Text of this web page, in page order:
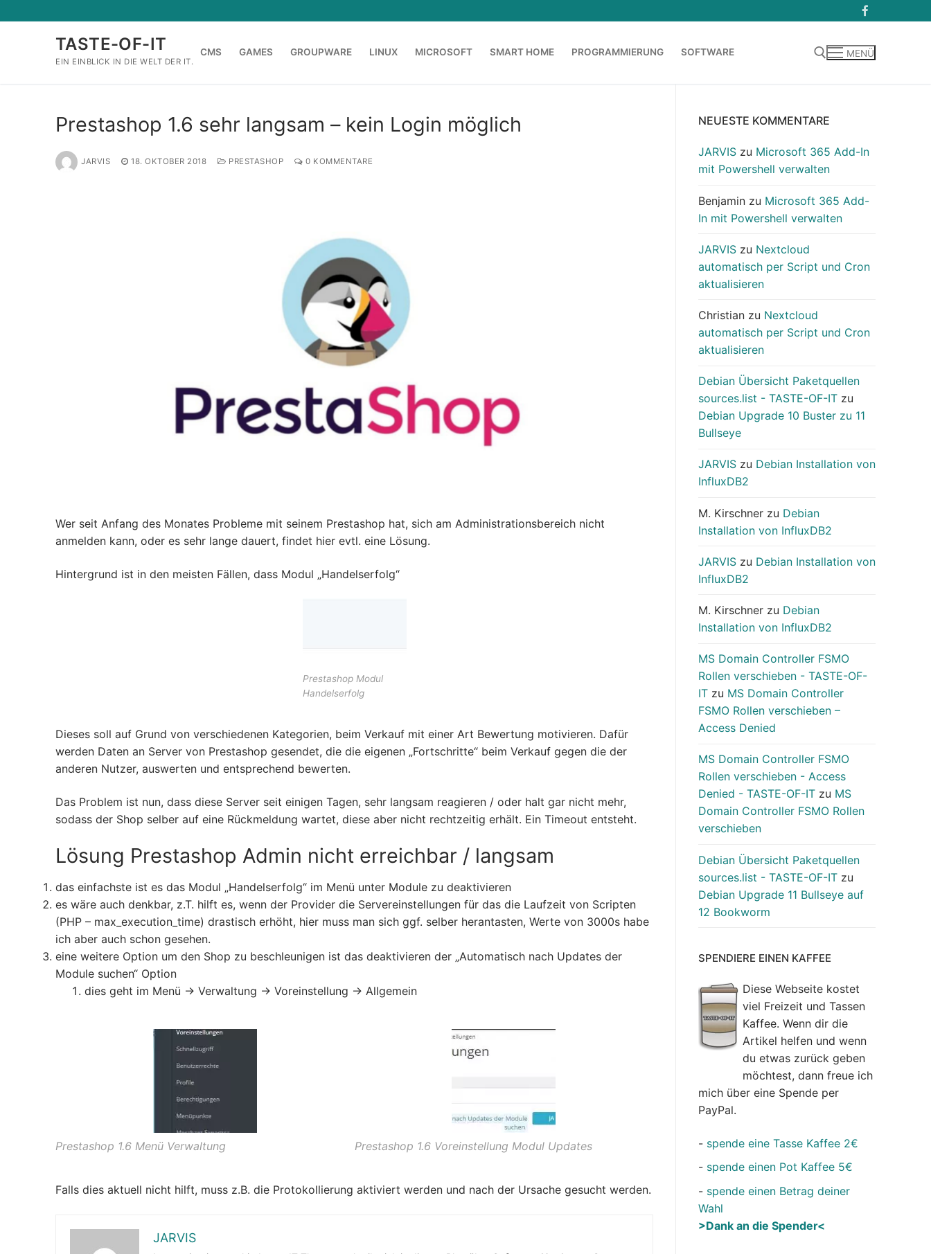
Inhalt
TASTE-OF-IT
EIN EINBLICK IN DIE WELT DER IT.
CMS GAMES GROUPWARE LINUX MICROSOFT SMART HOME PROGRAMMIERUNG SOFTWARE MENÜ
Prestashop 1.6 sehr langsam – kein Login möglich
JARVIS 18. OKTOBER 2018 PRESTASHOP 0 KOMMENTARE
Wer seit Anfang des Monates Probleme mit seinem Prestashop hat, sich am Administrationsbereich nicht
anmelden kann, oder es sehr lange dauert, findet hier evtl. eine Lösung.
Hintergrund ist in den meisten Fällen, dass Modul „Handelserfolg“
Prestashop Modul
Handelserfolg
Dieses soll auf Grund von verschiedenen Kategorien, beim Verkauf mit einer Art Bewertung motivieren. Dafür
werden Daten an Server von Prestashop gesendet, die die eigenen „Fortschritte“ beim Verkauf gegen die der
anderen Nutzer, auswerten und entsprechend bewerten.
Das Problem ist nun, dass diese Server seit einigen Tagen, sehr langsam reagieren / oder halt gar nicht mehr,
sodass der Shop selber auf eine Rückmeldung wartet, diese aber nicht rechtzeitig erhält. Ein Timeout entsteht.
Lösung Prestashop Admin nicht erreichbar / langsam
das einfachste ist es das Modul „Handelserfolg“ im Menü unter Module zu deaktivieren
es wäre auch denkbar, z.T. hilft es, wenn der Provider die Servereinstellungen für das die Laufzeit von Scripten
(PHP – max_execution_time) drastisch erhöht, hier muss man sich ggf. selber herantasten, Werte von 3000s habe
ich aber auch schon gesehen.
eine weitere Option um den Shop zu beschleunigen ist das deaktivieren der „Automatisch nach Updates der
Module suchen“ Option
dies geht im Menü -> Verwaltung -> Voreinstellung -> Allgemein
Prestashop 1.6 Menü Verwaltung Prestashop 1.6 Voreinstellung Modul Updates
Falls dies aktuell nicht hilft, muss z.B. die Protokollierung aktiviert werden und nach der Ursache gesucht werden.
JARVIS
NEUESTE KOMMENTARE
JARVIS zu Microsoft 365 Add-In
mit Powershell verwalten
Benjamin zu Microsoft 365 Add-
In mit Powershell verwalten
JARVIS zu Nextcloud
automatisch per Script und Cron
aktualisieren
Christian zu Nextcloud
automatisch per Script und Cron
aktualisieren
Debian Übersicht Paketquellen
sources.list - TASTE-OF-IT zu
Debian Upgrade 10 Buster zu 11
Bullseye
JARVIS zu Debian Installation von
InfluxDB2
M. Kirschner zu Debian
Installation von InfluxDB2
JARVIS zu Debian Installation von
InfluxDB2
M. Kirschner zu Debian
Installation von InfluxDB2
MS Domain Controller FSMO
Rollen verschieben - TASTE-OF-
IT zu MS Domain Controller
FSMO Rollen verschieben –
Access Denied
MS Domain Controller FSMO
Rollen verschieben - Access
Denied - TASTE-OF-IT zu MS
Domain Controller FSMO Rollen
verschieben
Debian Übersicht Paketquellen
sources.list - TASTE-OF-IT zu
Debian Upgrade 11 Bullseye auf
12 Bookworm
SPENDIERE EINEN KAFFEE
Diese Webseite kostet
viel Freizeit und Tassen
Kaffee. Wenn dir die
Artikel helfen und wenn
du etwas zurück geben
möchtest, dann freue ich
mich über eine Spende per
PayPal.
- spende eine Tasse Kaffee 2€
- spende einen Pot Kaffee 5€
- spende einen Betrag deiner
Wahl
>Dank an die Spender<